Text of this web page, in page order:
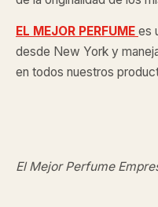
EL MEJOR PERFUME es
desde New York y
en todos nuestros
El Mejor Perfume